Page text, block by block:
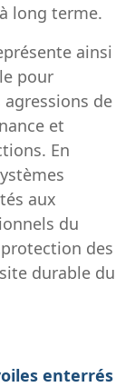
long terme.
ainsi
pour
de
et
En
aux
du
des
durable du
enterrés